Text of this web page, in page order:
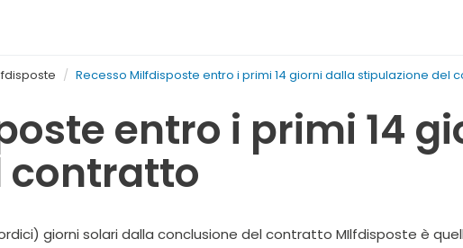
Recesso Milfdisposte entro i primi 14 giorni dalla stipulazione del
entro i primi 14
contratto
giorni solari dalla conclusione del contratto MIlfdisposte è